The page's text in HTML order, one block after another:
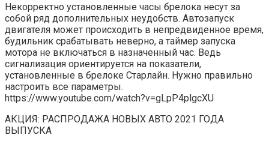
Некорректно установленные часы брелока несут за
собой ряд дополнительных неудобств. Автозапуск
двигателя может происходить в непредвиденное время,
будильник срабатывать неверно, а таймер запуска
мотора не включаться в назначенный час. Ведь
сигнализация ориентируется на показатели,
установленные в брелоке Старлайн. Нужно правильно
настроить все параметры.
https://www.youtube.com/watch?v=gLpP4plgcXU
АКЦИЯ: РАСПРОДАЖА НОВЫХ АВТО 2021 ГОДА
ВЫПУСКА